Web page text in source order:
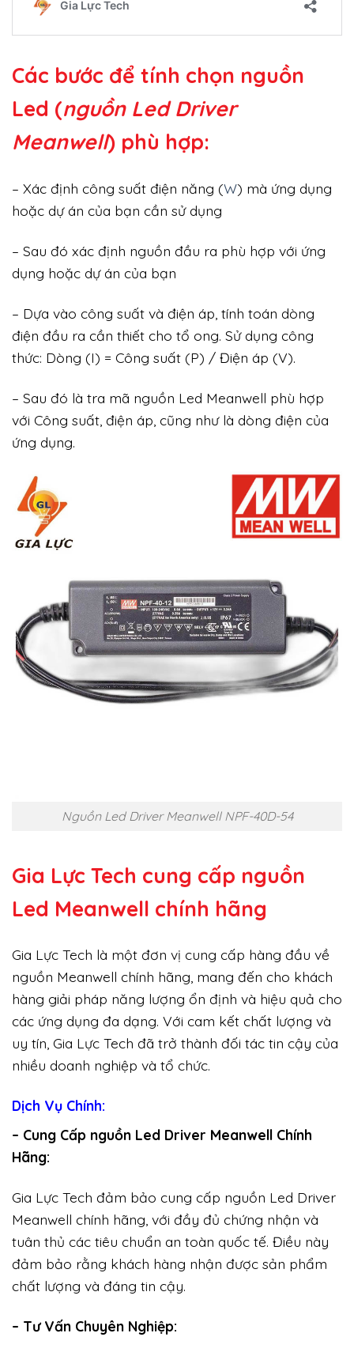
Các bước để tính chọn nguồn
Led (nguồn Led Driver
Meanwell) phù hợp:
– Xác định công suất điện năng (W) mà ứng dụng
hoặc dự án của bạn cần sử dụng
– Sau đó xác định nguồn đầu ra phù hợp với ứng
dụng hoặc dự án của bạn
– Dựa vào công suất và điện áp, tính toán dòng
điện đầu ra cần thiết cho tổ ong. Sử dụng công
thức: Dòng (I) = Công suất (P) / Điện áp (V).
– Sau đó là tra mã nguồn Led Meanwell phù hợp
với Công suất, điện áp, cũng như là dòng điện của
ứng dụng.
Nguồn Led Driver Meanwell NPF-40D-54
Gia Lực Tech cung cấp nguồn
Led Meanwell chính hãng
Gia Lực Tech là một đơn vị cung cấp hàng đầu về
nguồn Meanwell chính hãng, mang đến cho khách
hàng giải pháp năng lượng ổn định và hiệu quả cho
các ứng dụng đa dạng. Với cam kết chất lượng và
uy tín, Gia Lực Tech đã trở thành đối tác tin cậy của
nhiều doanh nghiệp và tổ chức.
Dịch Vụ Chính:
– Cung Cấp nguồn Led Driver Meanwell Chính
Hãng:
Gia Lực Tech đảm bảo cung cấp nguồn Led Driver
Meanwell chính hãng, với đầy đủ chứng nhận và
tuân thủ các tiêu chuẩn an toàn quốc tế. Điều này
đảm bảo rằng khách hàng nhận được sản phẩm
chất lượng và đáng tin cậy.
– Tư Vấn Chuyên Nghiệp: